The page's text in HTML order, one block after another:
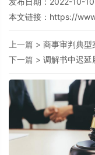
本文链接： https://
上一篇 > 商事审判典型
下一篇 > 调解书中迟延